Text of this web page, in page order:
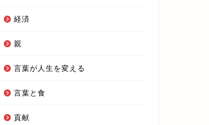
経済
親
言葉が人生を変える
言葉と食
貢献